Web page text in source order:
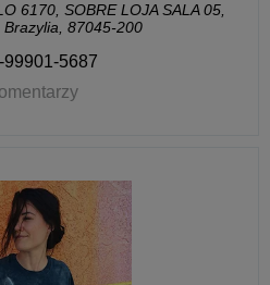
6170, SOBRE LOJA SALA 05,
87045-200
99901-5687